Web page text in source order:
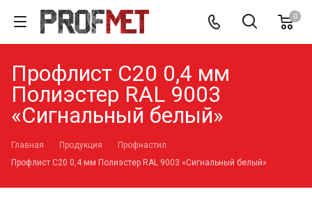
0
Профлист С20 0,4 мм
Полиэстер RAL 9003
«Сигнальный белый»
Главная Продукция
Профнастил
Профлист С20 0,4 мм Полиэстер RAL 9003 «Сигнальный белый»